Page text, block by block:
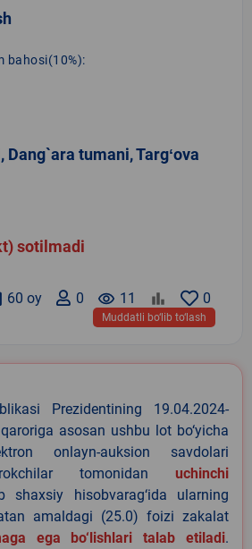
bahosi(10%):
tumani, Targʻova
sotilmadi
0
remove_red_eye 11
0
60 oy
Muddatli bo‘lib to‘lash
Prezidentining 19.04.2024-
asosan ushbu lot bo‘yicha
onlayn-auksion savdolari
tomonidan uchinchi
shaxsiy hisobvarag‘ida ularning
amaldagi (25.0) foizi zakalat
ega bo‘lishlari talab etiladi.